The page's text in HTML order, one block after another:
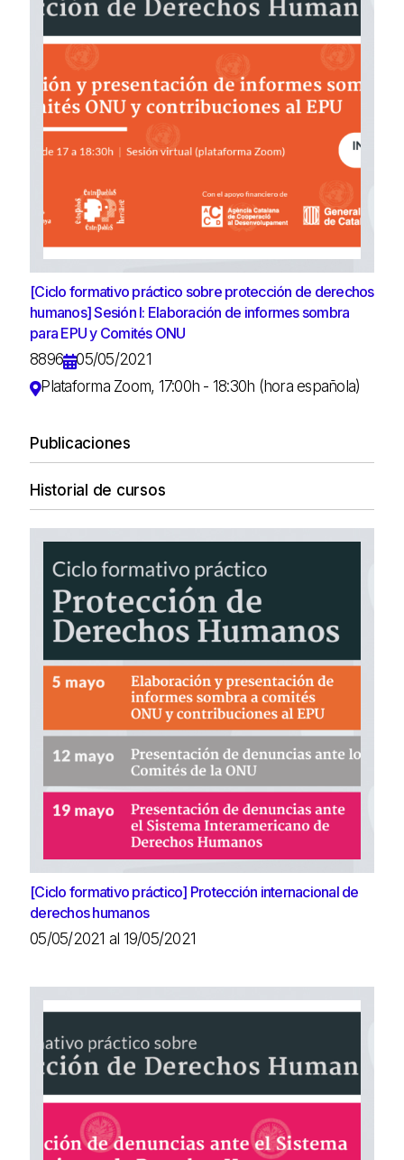
[Ciclo formativo práctico sobre protección de derechos
humanos] Sesión I: Elaboración de informes sombra
para EPU y Comités ONU
8896
05/05/2021
Plataforma Zoom, 17:00h - 18:30h (hora española)
Publicaciones
Historial de cursos
[Ciclo formativo práctico] Protección internacional de
derechos humanos
05/05/2021 al 19/05/2021